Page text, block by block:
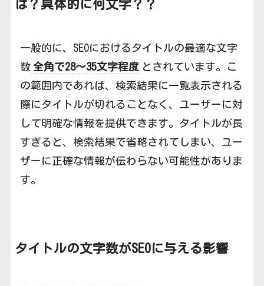
は？具体的に何文字？？
一般的に、SEOにおけるタイトルの最適な文字
数 全角で28～35文字程度 とされています。こ
の範囲内であれば、検索結果に一覧表示される
際にタイトルが切れることなく、ユーザーに対
して明確な情報を提供できます。タイトルが長
すぎると、検索結果で省略されてしまい、ユー
ザーに正確な情報が伝わらない可能性がありま
す。
タイトルの文字数がSEOに与える影響